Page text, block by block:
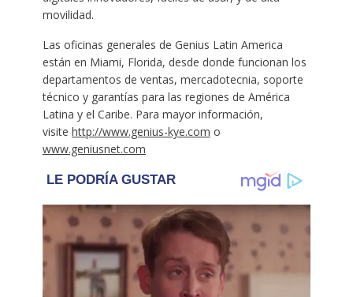
movilidad.
Las oficinas generales de Genius Latin America
están en Miami, Florida, desde donde funcionan los
departamentos de ventas, mercadotecnia, soporte
técnico y garantías para las regiones de América
Latina y el Caribe. Para mayor información,
visite http://www.genius-kye.com o
www.geniusnet.com